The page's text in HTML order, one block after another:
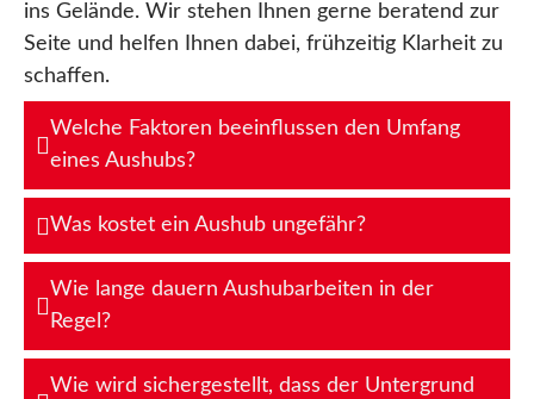
ins Gelände. Wir stehen Ihnen gerne beratend zur
Seite und helfen Ihnen dabei, frühzeitig Klarheit zu
schaffen.
Welche Faktoren beeinflussen den Umfang
eines Aushubs?
Was kostet ein Aushub ungefähr?
Wie lange dauern Aushubarbeiten in der
Regel?
Wie wird sichergestellt, dass der Untergrund